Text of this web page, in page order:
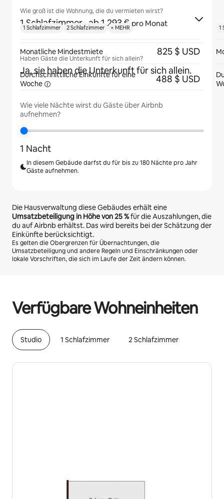
Wie groß ist die Wohnung, die du vermieten wirst?
1 Schlafzimmer · ab 1.293 € pro Monat
Haben Gäste die Unterkunft für sich allein?
Ja, sie haben die Unterkunft für sich allein.
Wie viele Nächte wirst du Gäste über Airbnb
aufnehmen?
1 Nacht
In diesem Gebäude darfst du für bis zu 180 Nächte pro Jahr
Gäste aufnehmen.
Die Hausverwaltung diese Gebäudes erhält eine
Umsatzbeteiligung in Höhe von25 %für die Auszahlungen, die
du auf Airbnb erhältst. Das wird bereits bei der Schätzung der
Einkünfte berücksichtigt.
Es gelten die Obergrenzen für Übernachtungen, die
Umsatzbeteiligung und andere Regeln und Einschränkungen oder
lokale Vorschriften, die sich im Laufe der Zeit ändern können.
Verfügbare Wohneinheiten
Studio 1 Schlafzimmer 2 Schlafzimmer
1 Schlafzimmer 2 Schlafzimmer + MEHR
Monatliche Mindestmiete 825 $ USD
Durchschnittliche Einkünfte für eine
Woche
488 $ USD
1